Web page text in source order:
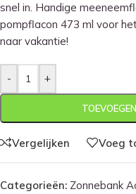
snel in. Handige
pompflacon 473 ml voor
naar vakantie!
- +
Vergelijken Voeg
Categorieën: Zonnebank